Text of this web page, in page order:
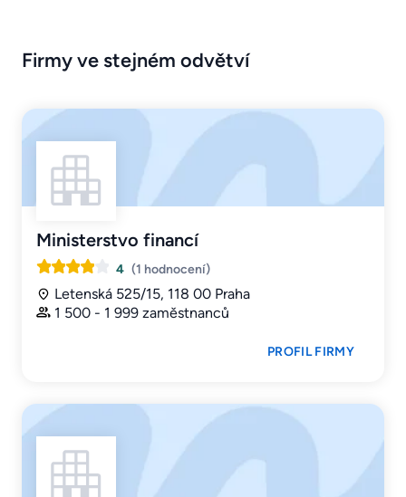
Firmy ve stejném odvětví
Ministerstvo financí
4 (1 hodnocení)
Letenská 525/15, 118 00 Praha
1 500 - 1 999 zaměstnanců
PROFIL FIRMY